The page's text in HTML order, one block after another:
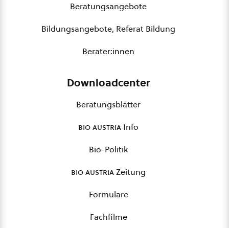
Beratungsangebote
Bildungsangebote, Referat Bildung
Berater:innen
Downloadcenter
Beratungsblätter
bio austria Info
Bio-Politik
bio austriaZeitung
Formulare
Fachfilme